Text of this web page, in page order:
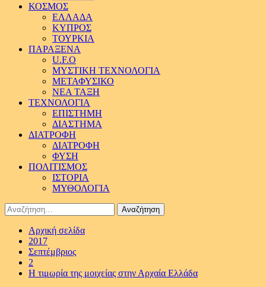
ΚΟΣΜΟΣ
ΕΛΛΑΔΑ
ΚΥΠΡΟΣ
ΤΟΥΡΚΙΑ
ΠΑΡΑΞΕΝΑ
U.F.O
ΜΥΣΤΙΚΗ ΤΕΧΝΟΛΟΓΙΑ
ΜΕΤΑΦΥΣΙΚΟ
ΝΕΑ ΤΑΞΗ
ΤΕΧΝΟΛΟΓΙΑ
ΕΠΙΣΤΗΜΗ
ΔΙΑΣΤΗΜΑ
ΔΙΑΤΡΟΦΗ
ΔΙΑΤΡΟΦΗ
ΦΥΣΗ
ΠΟΛΙΤΙΣΜΟΣ
ΙΣΤΟΡΙΑ
ΜΥΘΟΛΟΓΙΑ
Αναζήτηση
για:
Αρχική σελίδα
2017
Σεπτέμβριος
2
Η τιμωρία της μοιχείας στην Αρχαία Ελλάδα